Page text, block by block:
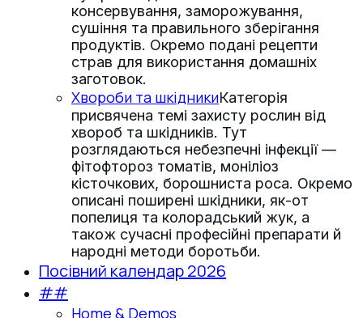
консервування, заморожування,
сушіння та правильного зберігання
продуктів. Окремо подані рецепти
страв для використання домашніх
заготовок.
Хвороби та шкідникиКатегорія
присвячена темі захисту рослин від
хвороб та шкідників. Тут
розглядаються небезпечні інфекції —
фітофтороз томатів, моніліоз
кісточкових, борошниста роса. Окремо
описані поширені шкідники, як-от
попелиця та колорадський жук, а
також сучасні професійні препарати й
народні методи боротьби.
Посівний календар 2026
##
Home & Demos